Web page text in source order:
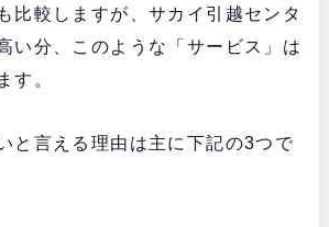
比較しますが、サカイ引越センタ
い分、このような「サービス」は
す。
と言える理由は主に下記の3つで